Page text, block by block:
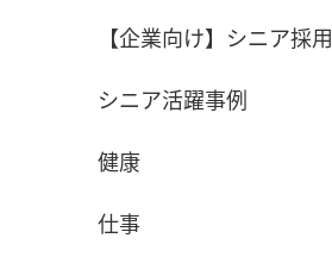
【企業向け】シニア採用
シニア活躍事例
健康
仕事